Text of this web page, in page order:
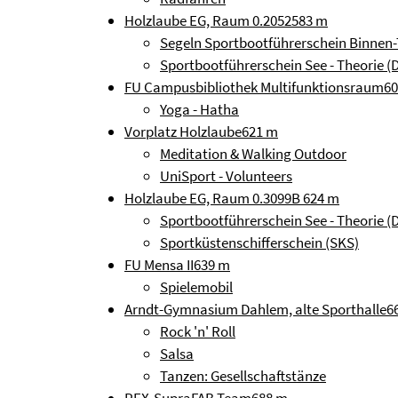
Holzlaube EG, Raum 0.2052583 m
Segeln Sportbootführerschein Binnen-
Sportbootführerschein See - Theorie
FU Campusbibliothek Multifunktionsraum
Yoga - Hatha
Vorplatz Holzlaube621 m
Meditation & Walking Outdoor
UniSport - Volunteers
Holzlaube EG, Raum 0.3099B624 m
Sportbootführerschein See - Theorie
Sportküstenschifferschein (SKS)
FU Mensa II639 m
Spielemobil
Arndt-Gymnasium Dahlem, alte Sporthalle
Rock 'n' Roll
Salsa
Tanzen: Gesellschaftstänze